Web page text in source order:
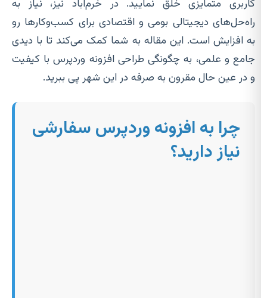
کاربری متمایزی خلق نمایید. در خرم‌آباد نیز، نیاز به
راه‌حل‌های دیجیتالی بومی و اقتصادی برای کسب‌وکارها رو
به افزایش است. این مقاله به شما کمک می‌کند تا با دیدی
جامع و علمی، به چگونگی طراحی افزونه وردپرس با کیفیت
و در عین حال مقرون به صرفه در این شهر پی ببرید.
چرا به افزونه وردپرس سفارشی
نیاز دارید؟